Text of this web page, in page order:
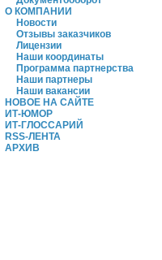
О КОМПАНИИ
Новости
Отзывы заказчиков
Лицензии
Наши координаты
Программа партнерства
Наши партнеры
Наши вакансии
НОВОЕ НА САЙТЕ
ИТ-ЮМОР
ИТ-ГЛОССАРИЙ
RSS-ЛЕНТА
АРХИВ